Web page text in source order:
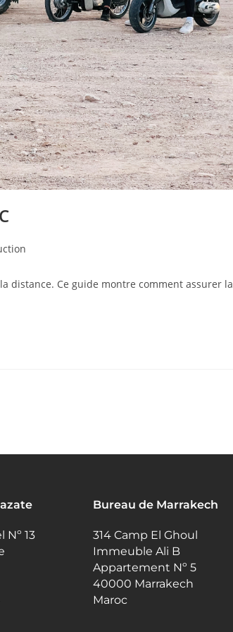
distance. Ce guide montre comment assurer la
13
Bureau de Marrakech
314 Camp El Ghoul
Immeuble Ali B
Appartement Nº 5
40000 Marrakech
Maroc